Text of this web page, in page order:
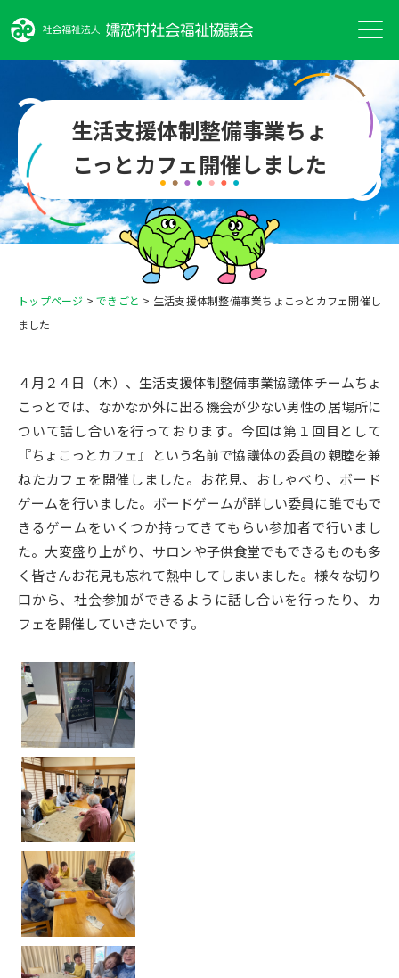
生活支援体制整備事業ちょ
こっとカフェ開催しました
トップページ >できごと > 生活支援体制整備事業ちょこっとカフェ開催し
ました
４月２４日（木）、生活支援体制整備事業協議体チームちょ
こっとでは、なかなか外に出る機会が少ない男性の居場所に
ついて話し合いを行っております。今回は第１回目として
『ちょこっとカフェ』という名前で協議体の委員の親睦を兼
ねたカフェを開催しました。お花見、おしゃべり、ボード
ゲームを行いました。ボードゲームが詳しい委員に誰でもで
きるゲームをいくつか持ってきてもらい参加者で行いまし
た。大変盛り上がり、サロンや子供食堂でもできるものも多
く皆さんお花見も忘れて熱中してしまいました。様々な切り
口から、社会参加ができるように話し合いを行ったり、カ
フェを開催していきたいです。